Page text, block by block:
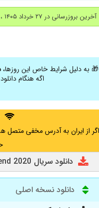
آخرین بروزرسانی در ۲۷ خرداد ۱۴۰۵ ، قسمت 11 از فصل پنجم اضافه شد.
🎁 به دلیل شرایط خاص این روزها،
اگه هنگام
دانلود سریال Rent-a-Girlfriend 2020
دانلود نسخه اصلی